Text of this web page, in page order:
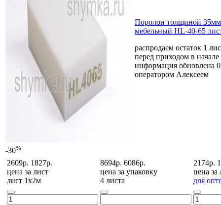
-30%
Поролон толщиной 35мм
мебельный HL-40-65
распродаем остаток 1
перед приходом в начале
информация обновлена
оператором Алексеем
2609р. 1827р.
цена за лист
лист 1х2м
8694р. 6086р.
цена за упаковку
4 листа
2174р.
цена за
для